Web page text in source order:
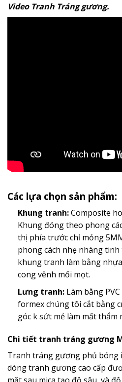
Video Tranh Tráng
Các lựa chọn sản phẩm:
Khung tranh:Composite
Khung đóng theo phong
thị phía trước chỉ mỏng
phong cách nhẹ nhàng tinh
khung tranh làm bằng
cong vênh mối mọt.
Lưng tranh:Làm bằng
formex chúng tôi cắt bằng
góc k sứt mẻ làm mất thẩm
Chi tiết tranh tráng gương
Tranh tráng gương phủ bóng
dòng tranh gương cao cấp
mặt sau mica tạo độ sâu và